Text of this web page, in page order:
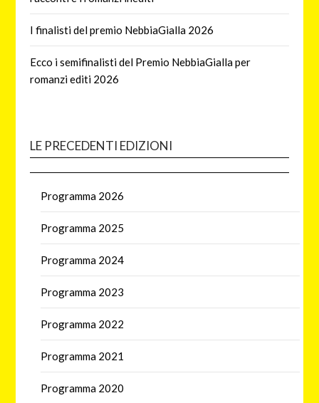
I finalisti del premio NebbiaGialla 2026
Ecco i semifinalisti del Premio NebbiaGialla per
romanzi editi 2026
LE PRECEDENTI EDIZIONI
Programma 2026
Programma 2025
Programma 2024
Programma 2023
Programma 2022
Programma 2021
Programma 2020